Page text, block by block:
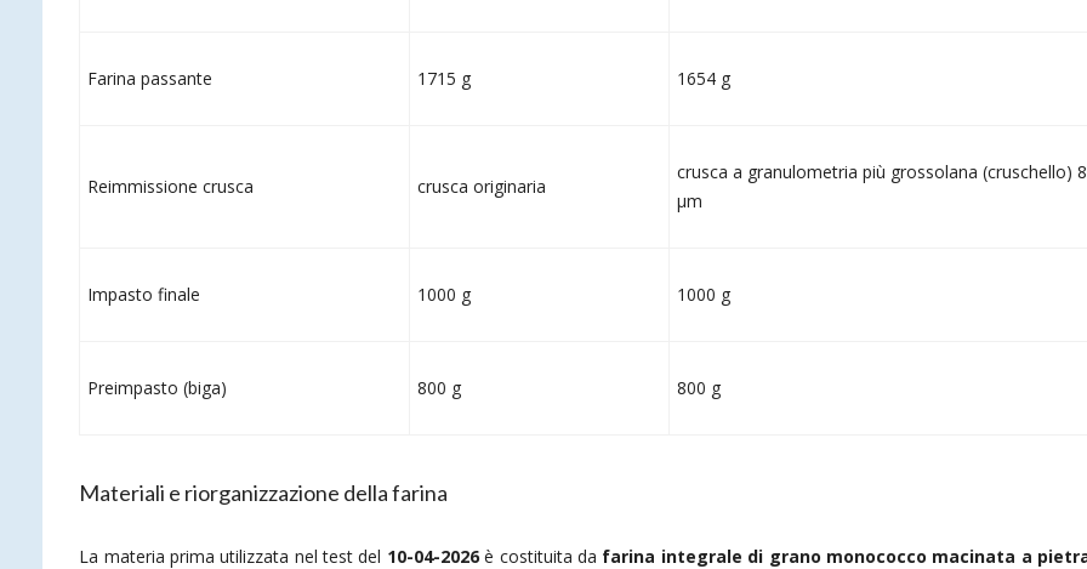
Farina passante 1715 g 1654 g
Reimmissione crusca crusca originaria
crusca a granulometria più grossolana (cruschello)
µm
Impasto finale 1000 g 1000 g
Preimpasto (biga) 800 g 800 g
Materiali e riorganizzazione della farina
La materia prima utilizzata nel test del 10-04-2026è costituita da farina integrale di grano monococco macinata a